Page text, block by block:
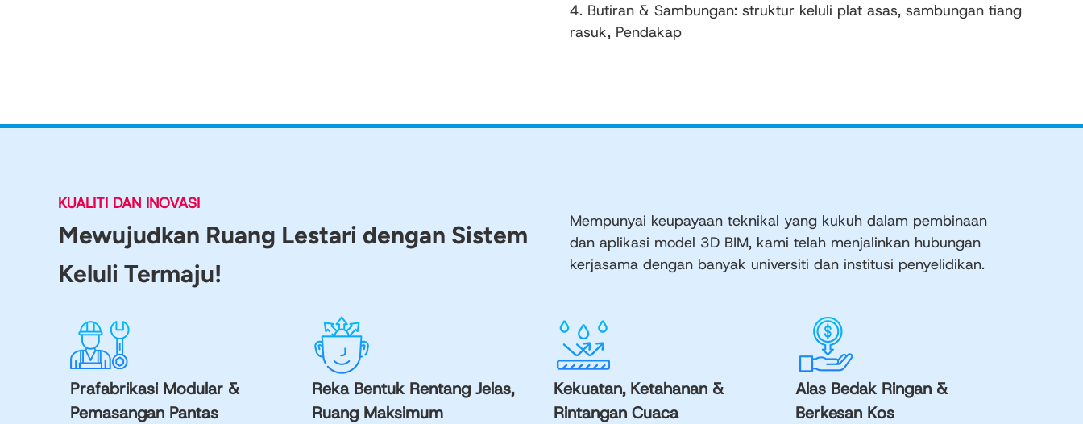
4. Butiran & Sambungan: struktur keluli plat asas, sambungan tiang
rasuk, Pendakap
KUALITI DAN INOVASI
Mewujudkan Ruang Lestari dengan Sistem
Keluli Termaju!
Mempunyai keupayaan teknikal yang kukuh dalam pembinaan
dan aplikasi model 3D BIM, kami telah menjalinkan hubungan
kerjasama dengan banyak universiti dan institusi penyelidikan.
Prafabrikasi Modular &
Pemasangan Pantas
Reka Bentuk Rentang Jelas,
Ruang Maksimum
Kekuatan, Ketahanan &
Rintangan Cuaca
Alas Bedak Ringan &
Berkesan Kos